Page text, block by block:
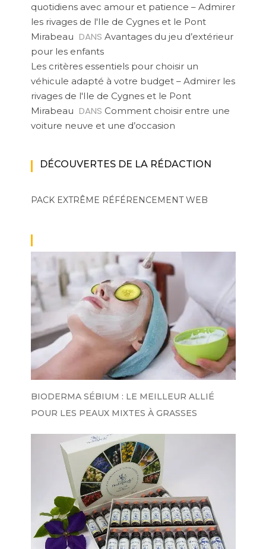
quotidiens avec amour et patience – Admirer
les rivages de l'Ile de Cygnes et le Pont
Mirabeau DANS Avantages du jeu d’extérieur
pour les enfants
Les critères essentiels pour choisir un
véhicule adapté à votre budget – Admirer les
rivages de l'Ile de Cygnes et le Pont
Mirabeau DANS Comment choisir entre une
voiture neuve et une d’occasion
DÉCOUVERTES DE LA RÉDACTION
PACK EXTRÊME RÉFÉRENCEMENT WEB
BIODERMA SÉBIUM : LE MEILLEUR ALLIÉ
POUR LES PEAUX MIXTES À GRASSES